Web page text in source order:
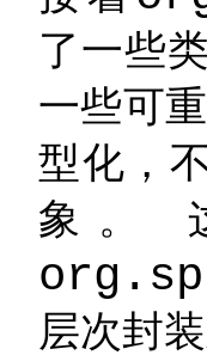
了一些
一些可
型化，
象。
层次封